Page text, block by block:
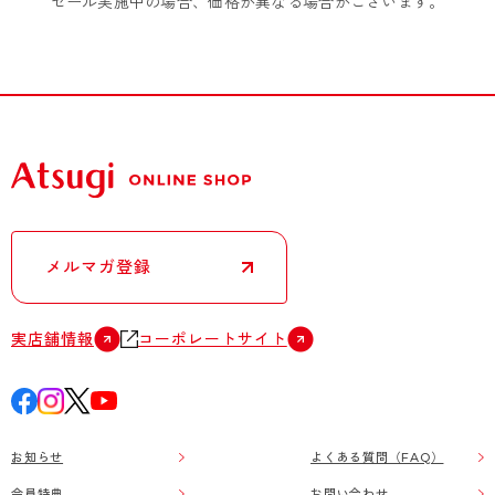
メルマガ登録
実店舗情報 コーポレートサイト
お知らせ よくある質問（FAQ）